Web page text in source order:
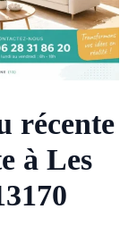
récente
à Les